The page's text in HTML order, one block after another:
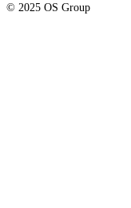
© 2025 OS Group